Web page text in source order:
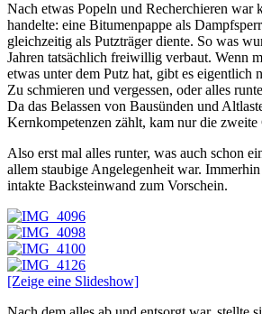
Nach etwas Popeln und Recherchieren war
handelte: eine Bitumenpappe als
gleichzeitig als Putzträger diente. So was
Jahren tatsächlich freiwillig verbaut. Wenn
etwas unter dem Putz hat, gibt es eigentlich
Zu schmieren und vergessen, oder alles
Da das Belassen von Bausünden und
Kernkompetenzen zählt, kam nur die
Also erst mal alles runter, was auch schon
allem staubige Angelegenheit war.
intakte Backsteinwand zum Vorschein.
[Zeige eine Slideshow]